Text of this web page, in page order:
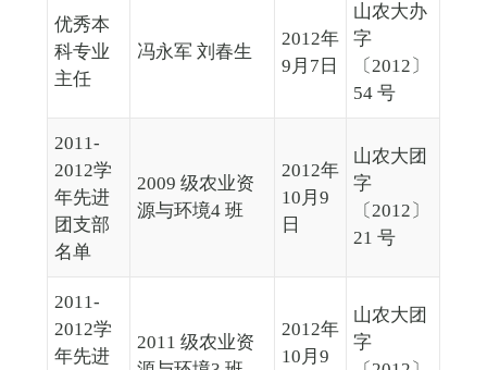
优秀本
科专业
主任
冯永军 刘春生
2012年
9月7日
山农大办
字
〔2012〕
54 号
2011-
2012学
年先进
团支部
名单
2009 级农业资
源与环境4 班
2012年
10月9
日
山农大团
字
〔2012〕
21 号
2011-
2012学
年先进
2011 级农业资
2012年
10月9
山农大团
字